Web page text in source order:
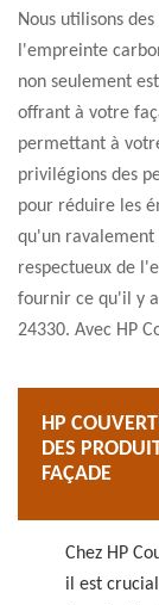
Nous utilisons
l'empreinte
non seulement
offrant à votre
permettant à
privilégions des
pour réduire les
qu'un ravalement
respectueux de
fournir ce qu'il y
24330. Avec HP
HP
DES
FAÇADE
Chez HP
il est